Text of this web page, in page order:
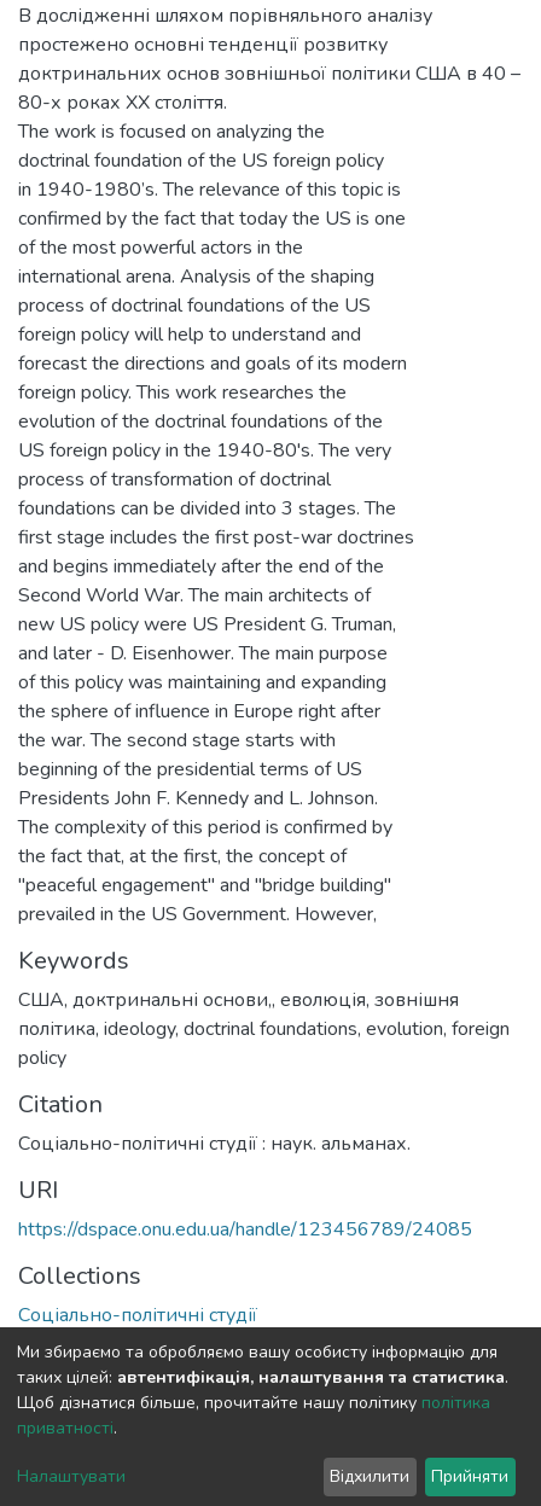
В дослідженні шляхом порівняльного аналізу
простежено основні тенденції розвитку
доктринальних основ зовнішньої політики США в 40 –
80-х роках ХХ століття.
The work is focused on analyzing the
doctrinal foundation of the US foreign policy
in 1940-1980’s. The relevance of this topic is
confirmed by the fact that today the US is one
of the most powerful actors in the
international arena. Analysis of the shaping
process of doctrinal foundations of the US
foreign policy will help to understand and
forecast the directions and goals of its modern
foreign policy. This work researches the
evolution of the doctrinal foundations of the
US foreign policy in the 1940-80's. The very
process of transformation of doctrinal
foundations can be divided into 3 stages. The
first stage includes the first post-war doctrines
and begins immediately after the end of the
Second World War. The main architects of
new US policy were US President G. Truman,
and later - D. Eisenhower. The main purpose
of this policy was maintaining and expanding
the sphere of influence in Europe right after
the war. The second stage starts with
beginning of the presidential terms of US
Presidents John F. Kennedy and L. Johnson.
The complexity of this period is confirmed by
the fact that, at the first, the concept of
"peaceful engagement" and "bridge building"
prevailed in the US Government. However,
Keywords
США, доктринальні основи,, еволюція, зовнішня
політика, ideology, doctrinal foundations, evolution, foreign
policy
Citation
Соціально-політичні студії : наук. альманах.
URI
https://dspace.onu.edu.ua/handle/123456789/24085
Collections
Соціально-політичні студії
Full item page
Cookie
End User
Agreement
Send
Feedback
Ми збираємо та обробляємо вашу особисту інформацію для
таких цілей: автентифікація, налаштування та статистика.
Щоб дізнатися більше, прочитайте нашу політику політика
приватності.
Налаштувати Відхилити Прийняти